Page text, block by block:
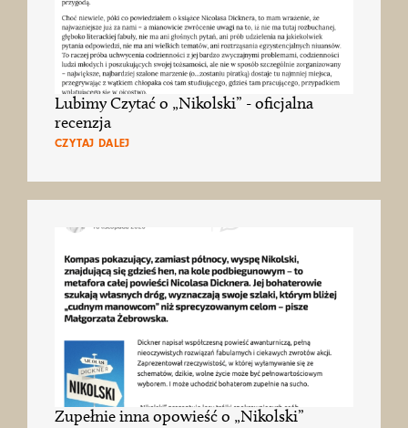
Lubimy Czytać o „Nikolski” - oficjalna
recenzja
CZYTAJ DALEJ
Zupełnie inna opowieść o „Nikolski”